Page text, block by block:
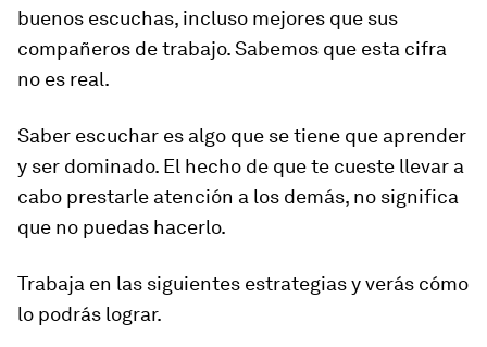
buenos escuchas, incluso mejores que sus
compañeros de trabajo. Sabemos que esta cifra
no es real.
Saber escuchar es algo que se tiene que aprender
y ser dominado. El hecho de que te cueste llevar a
cabo prestarle atención a los demás, no significa
que no puedas hacerlo.
Trabaja en las siguientes estrategias y verás cómo
lo podrás lograr.